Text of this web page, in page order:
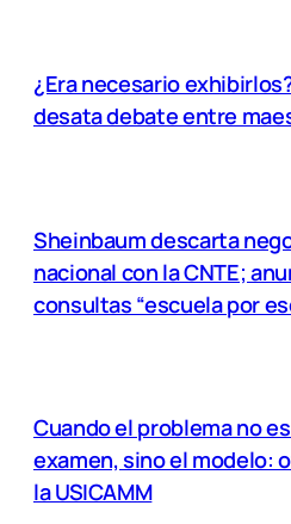
¿Era necesario
desata debate entre
Sheinbaum descarta
nacional con la CNTE;
consultas “escuela por
Cuando el problema no
examen, sino el modelo:
la USICAMM